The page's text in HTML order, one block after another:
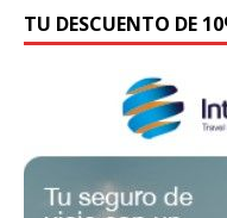
TU DESCUENTO DE